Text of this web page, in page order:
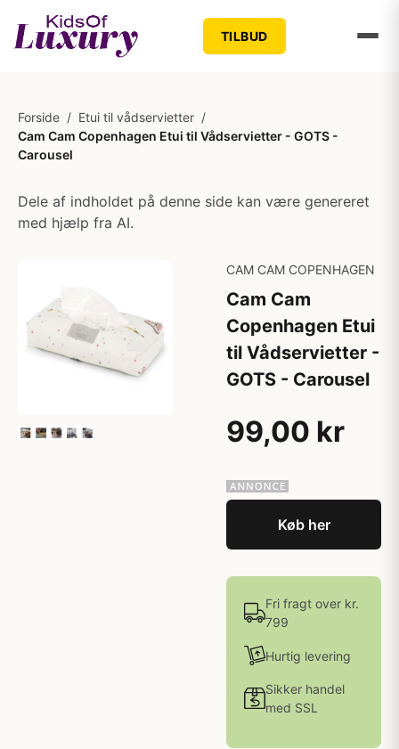
TILBUD
Forside / Etui til vådservietter /
Cam Cam Copenhagen Etui til Vådservietter - GOTS -
Carousel
Dele af indholdet på denne side kan være genereret
med hjælp fra AI.
CAM CAM COPENHAGEN
Cam Cam
Copenhagen Etui
til Vådservietter -
GOTS - Carousel
99,00 kr
Køb her
Fri fragt over kr.
799
Hurtig levering
Sikker handel
med SSL